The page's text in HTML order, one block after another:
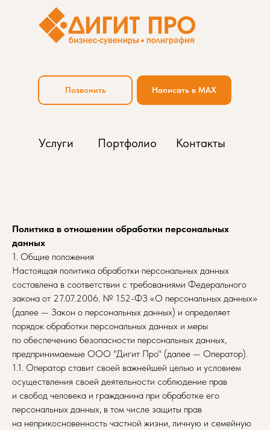
Контакты
Портфолио
Услуги
Позвонить Написать в MAX
Политика в отношении обработки персональных
данных
1. Общие положения
Настоящая политика обработки персональных данных
составлена в соответствии с требованиями Федерального
закона от 27.07.2006. № 152-ФЗ «О персональных данных»
(далее — Закон о персональных данных) и определяет
порядок обработки персональных данных и меры
по обеспечению безопасности персональных данных,
предпринимаемые ООО "Дигит Про" (далее — Оператор).
1.1. Оператор ставит своей важнейшей целью и условием
осуществления своей деятельности соблюдение прав
и свобод человека и гражданина при обработке его
персональных данных, в том числе защиты прав
на неприкосновенность частной жизни, личную и семейную